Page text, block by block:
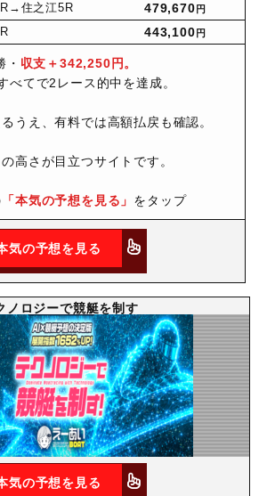
→住之江5R 479,670 円
443,100 円
収支＋342,250円。
べてで2レース的中を達成。
うえ、有料では高額払戻も確認。
高さが目立つサイトです。
「本気の予想を見る」 をタップ
気の予想を見る
ノロジーで競艇を制す
気の予想を見る